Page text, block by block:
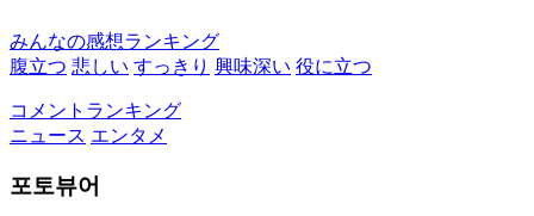
みんなの感想ランキング
腹立つ 悲しい すっきり 興味深い 役に立つ
コメントランキング
ニュース エンタメ
포토뷰어